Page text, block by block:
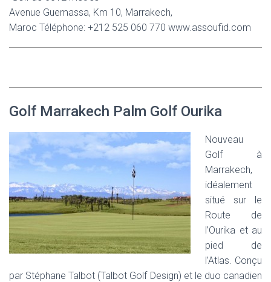
Avenue Guemassa, Km 10, Marrakech,
Maroc Téléphone: +212 525 060 770 www.assoufid.com
Golf Marrakech Palm Golf Ourika
Nouveau
Golf à
Marrakech,
idéalement
situé sur le
Route de
l’Ourika et au
pied de
l’Atlas. Conçu
par Stéphane Talbot (Talbot Golf Design) et le duo canadien